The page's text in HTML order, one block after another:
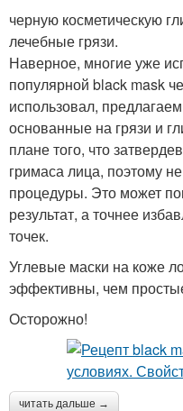
черную косметическую
лечебные грязи.
Наверное, многие уже
популярной black mask
использовал,
основанные на грязи и
плане того, что
гримаса лица, поэтому
процедуры. Это может
результат, а точнее
точек.
Углевые маски на коже
эффективны, чем
Осторожно!
читать дальше →